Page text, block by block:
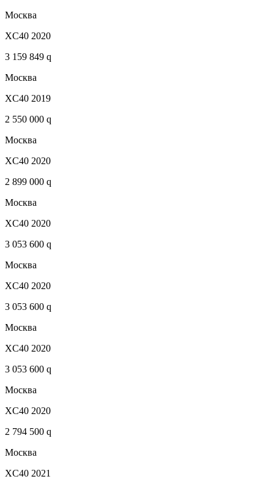
Москва
XC40 2020
3 159 849 q
Москва
XC40 2019
2 550 000 q
Москва
XC40 2020
2 899 000 q
Москва
XC40 2020
3 053 600 q
Москва
XC40 2020
3 053 600 q
Москва
XC40 2020
3 053 600 q
Москва
XC40 2020
2 794 500 q
Москва
XC40 2021